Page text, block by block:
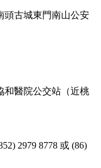
頭古城東門南山公安
和醫院公交站（近桃
2979 8778 或 (86)